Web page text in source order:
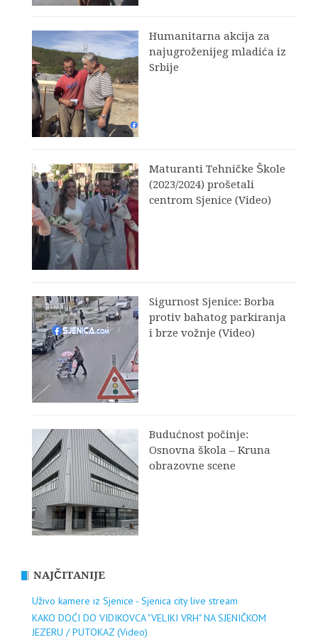
Humanitarna akcija za
najugroženijeg mladića iz
Srbije
Maturanti Tehničke Škole
(2023/2024) prošetali
centrom Sjenice (Video)
Sigurnost Sjenice: Borba
protiv bahatog parkiranja
i brze vožnje (Video)
Budućnost počinje:
Osnovna škola – Kruna
obrazovne scene
NAJČITANIJE
Uživo kamere iz Sjenice - Sjenica city live stream
KAKO DOĆI DO VIDIKOVCA "VELIKI VRH" NA SJENIČKOM
JEZERU / PUTOKAZ (Video)